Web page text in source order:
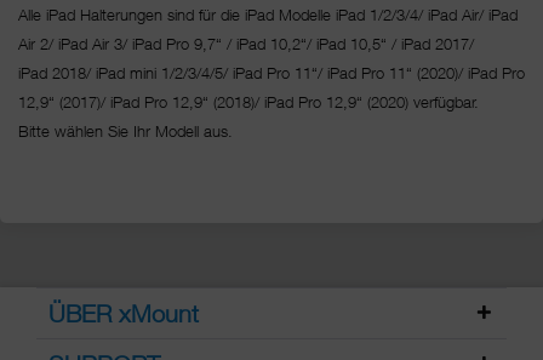
Alle iPad Halterungen sind für die iPad Modelle iPad 1/2/3/4/ iPad Air/ iPad
Air 2/ iPad Air 3/ iPad Pro 9,7“ / iPad 10,2“/ iPad 10,5“ / iPad 2017/
iPad 2018/ iPad mini 1/2/3/4/5/ iPad Pro 11“/ iPad Pro 11“ (2020)/ iPad Pro
12,9“ (2017)/ iPad Pro 12,9“ (2018)/ iPad Pro 12,9“ (2020) verfügbar.
Bitte wählen Sie Ihr Modell aus.
ÜBER xMount